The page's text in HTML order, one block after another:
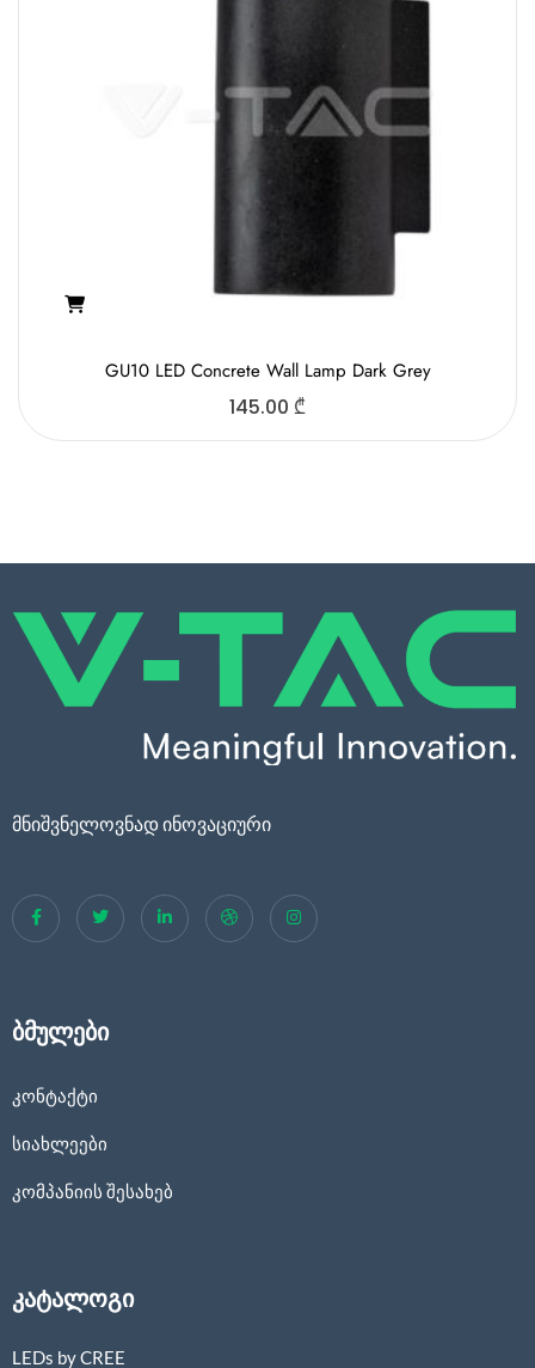
GU10 LED Concrete Wall Lamp Dark Grey
145.00 ₾
მნიშვნელოვნად ინოვაციური
ბმულები
კონტაქტი
სიახლეები
კომპანიის შესახებ
კატალოგი
LEDs by CREE